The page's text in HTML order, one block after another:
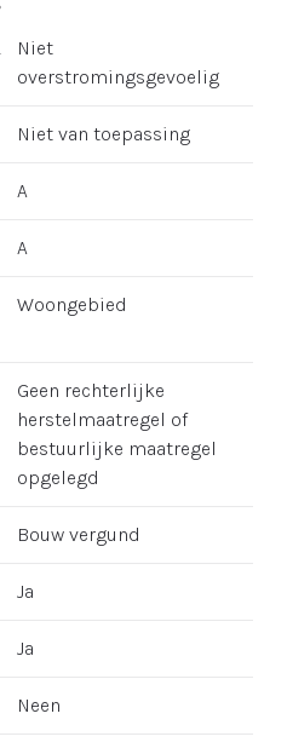
Niet
overstromingsgevoelig
Niet van toepassing
A
A
Woongebied
Geen rechterlijke
herstelmaatregel of
bestuurlijke maatregel
opgelegd
Bouw vergund
Ja
Ja
Neen